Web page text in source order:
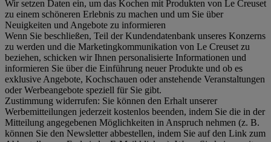
Wir setzen Daten ein, um das Kochen mit Produkten von Le Creuset
zu einem schöneren Erlebnis zu machen und um Sie über
Neuigkeiten und Angebote zu informieren
Wenn Sie beschließen, Teil der Kundendatenbank unseres Konzerns
zu werden und die Marketingkommunikation von Le Creuset zu
beziehen, schicken wir Ihnen personalisierte Informationen und
informieren Sie über die Einführung neuer Produkte und ob es
exklusive Angebote, Kochschauen oder anstehende Veranstaltungen
oder Werbeangebote speziell für Sie gibt.
Zustimmung widerrufen: Sie können den Erhalt unserer
Werbemitteilungen jederzeit kostenlos beenden, indem Sie die in der
Mitteilung angegebenen Möglichkeiten in Anspruch nehmen (z. B.
können Sie den Newsletter abbestellen, indem Sie auf den Link zum